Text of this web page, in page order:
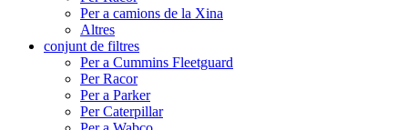
Per a camions de la Xina
Altres
conjunt de filtres
Per a Cummins Fleetguard
Per Racor
Per a Parker
Per Caterpillar